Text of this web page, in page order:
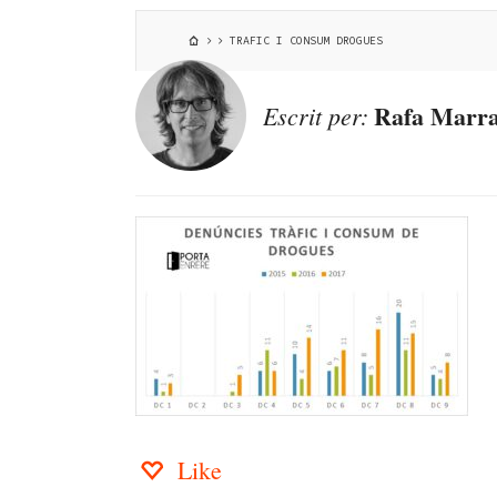
TRAFIC I CONSUM DROGUES
Escrit per: Rafa
Like